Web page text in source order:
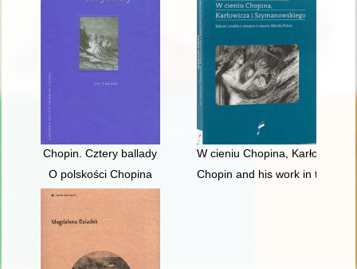
Chopin. Cztery ballady
W cieniu Chopina, Karłowicza
O polskości Chopina
Chopin and his work in the